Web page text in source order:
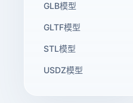
GLB模型
GLTF模型
STL模型
USDZ模型